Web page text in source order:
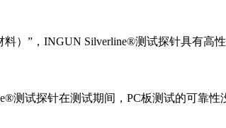
）”， INGUN Silverline®测试探针具有高
测试探针在测试期间， PC板测试的可靠性